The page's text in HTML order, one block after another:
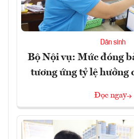
Dân sinh
Bộ Nội vụ: Mức đóng
tương ứng tỷ lệ hưởng
Đọc ngay